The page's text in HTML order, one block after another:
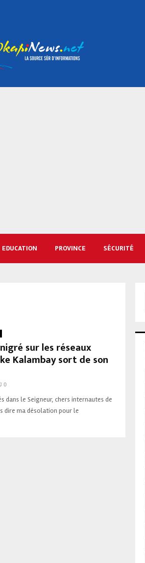
EDUCATION PROVINCE SÉCURITÉ
sur les réseaux
Kalambay sort de son
0
dans le Seigneur, chers internautes de
dire ma désolation pour le